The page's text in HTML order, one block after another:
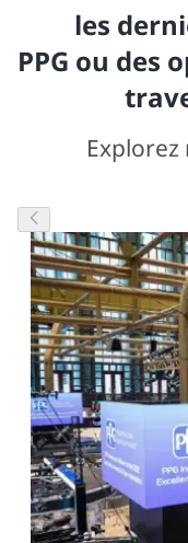
les
PPG ou des
Explorez